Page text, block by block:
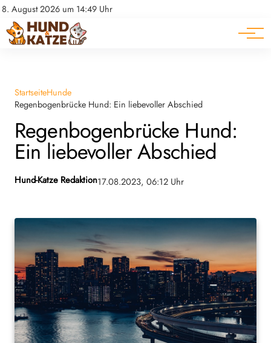
8. August 2026 um 14:49 Uhr
Datenschutz
Impressum
Pferde
Ratgeber
StartseiteHunde
Regenbogenbrücke Hund: Ein liebevoller Abschied
Regenbogenbrücke Hund:
Ein liebevoller Abschied
Hund-Katze Redaktion17.08.2023, 06:12 Uhr